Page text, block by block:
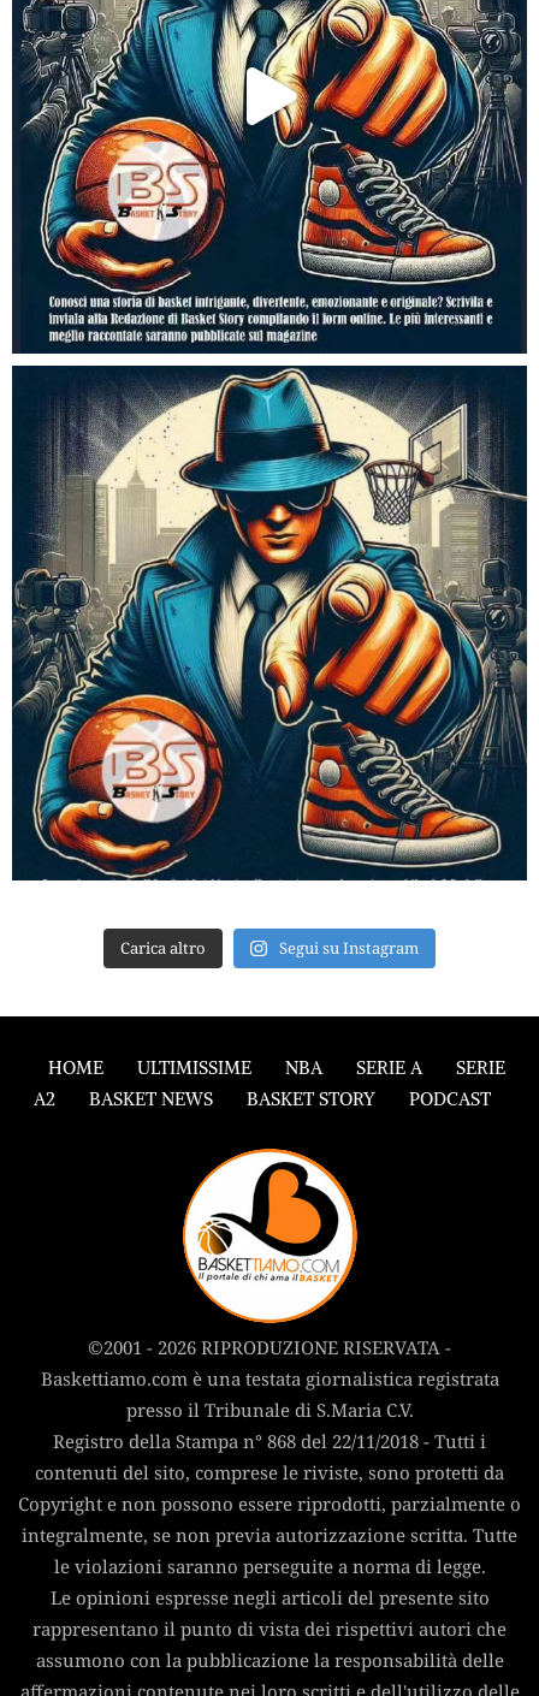
Carica altro Segui su Instagram
HOME ULTIMISSIME NBA SERIE A
SERIE
A2
BASKET NEWS BASKET STORY PODCAST
©2001 - 2026 RIPRODUZIONE RISERVATA -
Baskettiamo.com è una testata giornalistica registrata
presso il Tribunale di S.Maria C.V.
Registro della Stampa n° 868 del 22/11/2018 - Tutti i
contenuti del sito, comprese le riviste, sono protetti da
Copyright e non possono essere riprodotti, parzialmente o
integralmente, se non previa autorizzazione scritta. Tutte
le violazioni saranno perseguite a norma di legge.
Le opinioni espresse negli articoli del presente sito
rappresentano il punto di vista dei rispettivi autori che
assumono con la pubblicazione la responsabilità delle